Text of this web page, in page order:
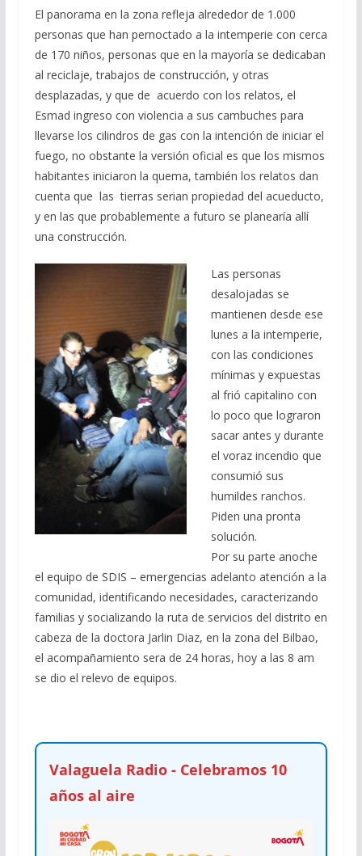
El panorama en la zona refleja alrededor de 1.000
personas que han pernoctado a la intemperie con cerca
de 170 niños, personas que en la mayoría se dedicaban
al reciclaje, trabajos de construcción, y otras
desplazadas, y que de acuerdo con los relatos, el
Esmad ingreso con violencia a sus cambuches para
llevarse los cilindros de gas con la intención de iniciar el
fuego, no obstante la versión oficial es que los mismos
habitantes iniciaron la quema, también los relatos dan
cuenta que las tierras serian propiedad del acueducto,
y en las que probablemente a futuro se planearía allí
una construcción.
Las personas
desalojadas se
mantienen desde ese
lunes a la intemperie,
con las condiciones
mínimas y expuestas
al frió capitalino con
lo poco que lograron
sacar antes y durante
el voraz incendio que
consumió sus
humildes ranchos.
Piden una pronta
solución.
Por su parte anoche
el equipo de SDIS – emergencias adelanto atención a la
comunidad, identificando necesidades, caracterizando
familias y socializando la ruta de servicios del distrito en
cabeza de la doctora Jarlin Diaz, en la zona del Bilbao,
el acompañamiento sera de 24 horas, hoy a las 8 am
se dio el relevo de equipos.
Valaguela Radio - Celebramos 10
años al aire